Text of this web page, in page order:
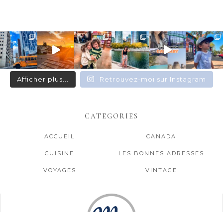
Afficher plus... Retrouvez-moi sur Instagram
CATEGORIES
ACCUEIL CANADA
CUISINE LES BONNES ADRESSES
VOYAGES VINTAGE